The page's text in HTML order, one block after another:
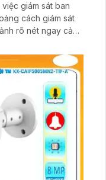
giám sát ban
rõ nét ngay cả
ảnh